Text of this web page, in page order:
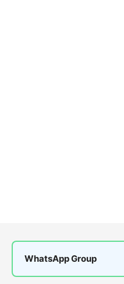
WhatsApp Group